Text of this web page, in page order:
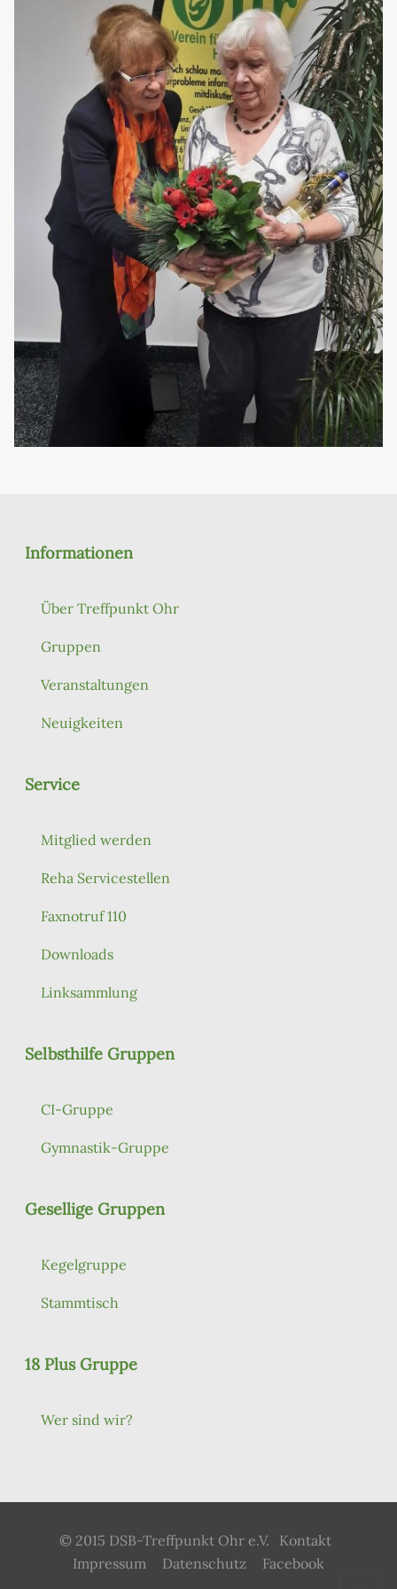
Informationen
Über Treffpunkt Ohr
Gruppen
Veranstaltungen
Neuigkeiten
Service
Mitglied werden
Reha Servicestellen
Faxnotruf 110
Downloads
Linksammlung
Selbsthilfe Gruppen
CI-Gruppe
Gymnastik-Gruppe
Gesellige Gruppen
Kegelgruppe
Stammtisch
18 Plus Gruppe
Wer sind wir?
© 2015 DSB-Treffpunkt Ohr e.V.
Kontakt
Impressum
Datenschutz Facebook